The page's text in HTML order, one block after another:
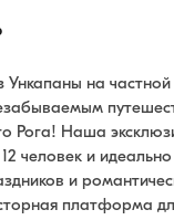
Ункапаны на частной
Рога! Наша
человек и
и
платформа